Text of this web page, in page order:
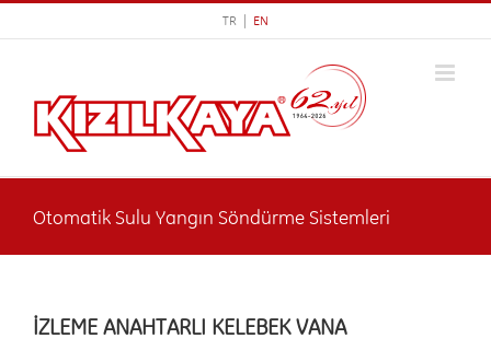
to
TR | EN
Otomatik Sulu Yangın Söndürme Sistemleri
İZLEME ANAHTARLI KELEBEK VANA